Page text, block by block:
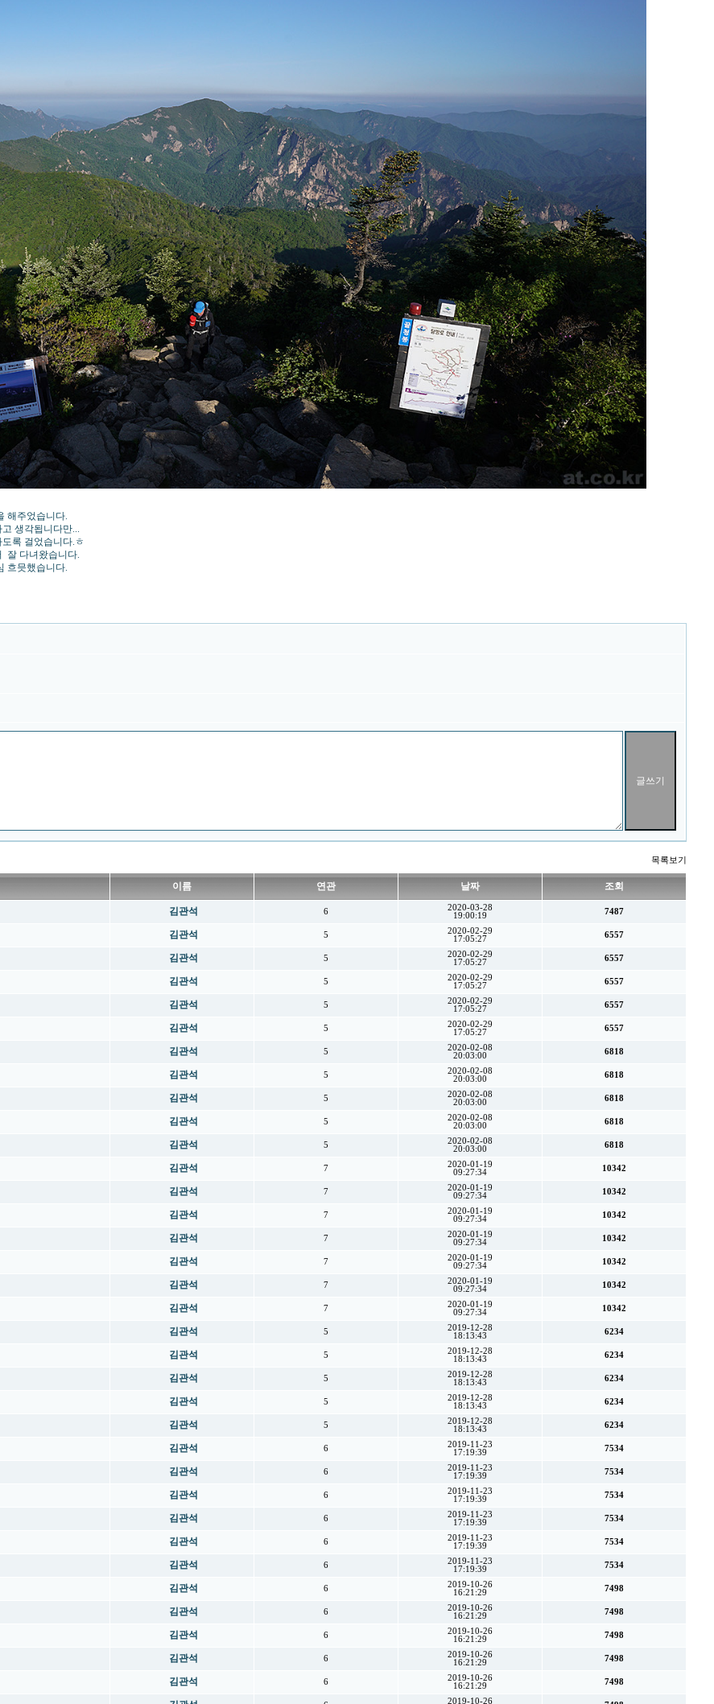
해주었습니다.
생각됩니다만...
록 걸었습니다.ㅎ
잘 다녀왔습니다.
흐믓했습니다.
목록보기
이름 연관 날짜 조회
김관석 6
2020-03-28
19:00:19
7487
김관석 5
2020-02-29
17:05:27
6557
김관석 5
2020-02-29
17:05:27
6557
김관석 5
2020-02-29
17:05:27
6557
김관석 5
2020-02-29
17:05:27
6557
김관석 5
2020-02-29
17:05:27
6557
김관석 5
2020-02-08
20:03:00
6818
김관석 5
2020-02-08
20:03:00
6818
김관석 5
2020-02-08
20:03:00
6818
김관석 5
2020-02-08
20:03:00
6818
김관석 5
2020-02-08
20:03:00
6818
김관석 7
2020-01-19
09:27:34
10342
김관석 7
2020-01-19
09:27:34
10342
김관석 7
2020-01-19
09:27:34
10342
김관석 7
2020-01-19
09:27:34
10342
김관석 7
2020-01-19
09:27:34
10342
김관석 7
2020-01-19
09:27:34
10342
김관석 7
2020-01-19
09:27:34
10342
김관석 5
2019-12-28
18:13:43
6234
김관석 5
2019-12-28
18:13:43
6234
김관석 5
2019-12-28
18:13:43
6234
김관석 5
2019-12-28
18:13:43
6234
김관석 5
2019-12-28
18:13:43
6234
김관석 6
2019-11-23
17:19:39
7534
김관석 6
2019-11-23
17:19:39
7534
김관석 6
2019-11-23
17:19:39
7534
김관석 6
2019-11-23
17:19:39
7534
김관석 6
2019-11-23
17:19:39
7534
김관석 6
2019-11-23
17:19:39
7534
김관석 6
2019-10-26
16:21:29
7498
김관석 6
2019-10-26
16:21:29
7498
김관석 6
2019-10-26
16:21:29
7498
김관석 6
2019-10-26
16:21:29
7498
김관석 6
2019-10-26
16:21:29
7498
2019-10-26